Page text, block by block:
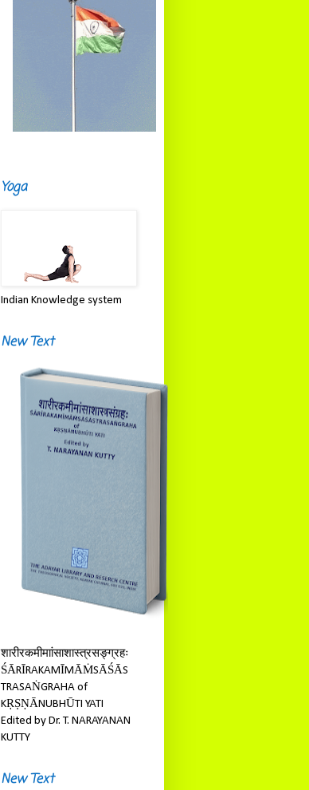
Yoga
Indian Knowledge system
New Text
शारीरकमीमाांसाशास्त्रसङ्ग्रहः
ŚĀRĪRAKAMĪMĀṀSĀŚĀS
TRASAṄGRAHA of
KṚṢṆĀNUBHŪTI YATI
Edited by Dr. T. NARAYANAN
KUTTY
New Text